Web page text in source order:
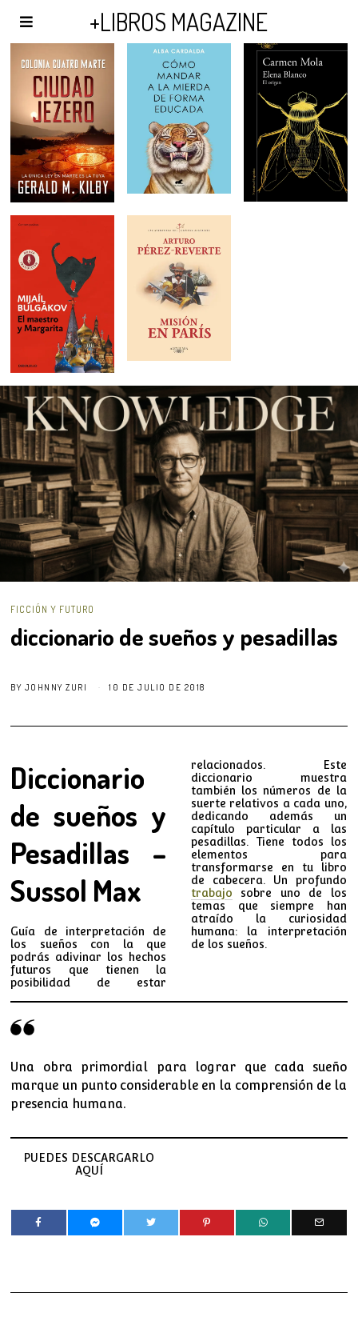
+LIBROS MAGAZINE
FICCIÓN Y FUTURO
diccionario de sueños y pesadillas
BY JOHNNY ZURI 10 DE JULIO DE 2018
Diccionario
de sueños y
Pesadillas –
Sussol Max
Guía de interpretación de
los sueños con la que
podrás adivinar los hechos
futuros que tienen la
posibilidad de estar
relacionados. Este
diccionario muestra
también los números de la
suerte relativos a cada uno,
dedicando además un
capítulo particular a las
pesadillas. Tiene todos los
elementos para
transformarse en tu libro
de cabecera. Un profundo
trabajo sobre uno de los
temas que siempre han
atraído la curiosidad
humana: la interpretación
de los sueños.
Una obra primordial para lograr que cada sueño
marque un punto considerable en la comprensión de la
presencia humana.
PUEDES DESCARGARLO
AQUÍ